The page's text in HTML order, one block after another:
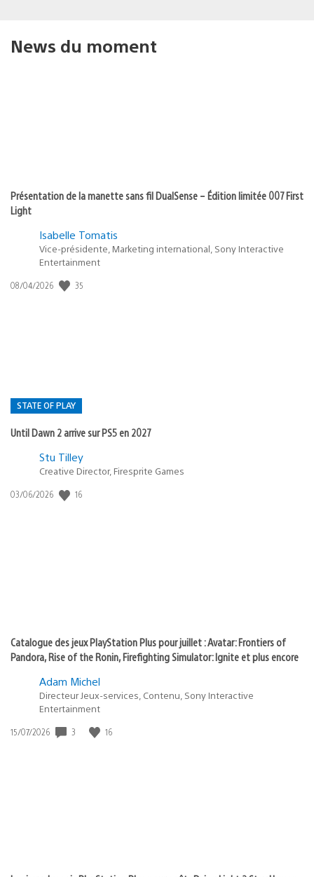
News du moment
Présentation de la manette sans fil DualSense – Édition limitée 007 First
Light
Isabelle Tomatis
Vice-présidente, Marketing international, Sony Interactive
Entertainment
Date
08/04/2026 35
STATE OF PLAY
Until Dawn 2 arrive sur PS5 en 2027
Postée
:
Stu Tilley
Creative Director, Firesprite Games
Date
03/06/2026 16
Catalogue des jeux PlayStation Plus pour juillet : Avatar: Frontiers of
Pandora, Rise of the Ronin, Firefighting Simulator: Ignite et plus encore
Adam Michel
Directeur Jeux-services, Contenu, Sony Interactive
Entertainment
Date
15/07/2026 3 16